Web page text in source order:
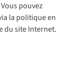
pouvez
la politique en
du site Internet.
Policy